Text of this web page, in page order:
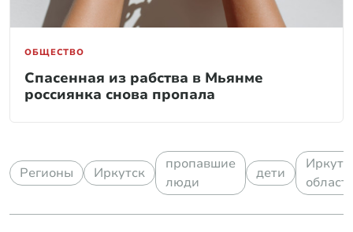
ОБЩЕСТВО
Спасенная из рабства в Мьянме
россиянка снова пропала
Регионы Иркутск
пропавшие
люди
дети